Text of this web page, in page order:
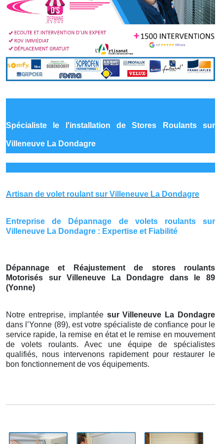
Spécialiste le l'installation de Stores Roulants sur
Villeneuve La Dondagre
Artisan de volet roulant sur Villeneuve La Dondagre
Entreprise de Dépannage de volets roulants sur
Villeneuve La Dondagre : Expertise et Fiabilité
Dépannage et Réajustement de stores roulants
Motorisés sur Villeneuve La Dondagre dans le 89
(Yonne)
Notre entreprise, implantée sur Villeneuve La Dondagre
dans l’Yonne (89), est votre spécialiste de confiance pour le
service rapide, la remise en état et le remise en mouvement
de volets roulants. Avec une équipe de spécialistes
qualifiés, nous intervenons rapidement pour restaurer le
bon fonctionnement de vos équipements.